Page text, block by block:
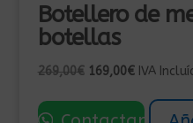
Botellero de
botellas
269,00€ El
original
169,00€El
actual
IVA